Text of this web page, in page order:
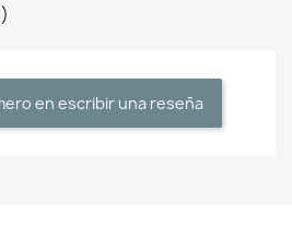
en escribir una reseña